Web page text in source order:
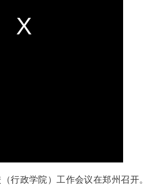
政学院）工作会议在郑州召开。